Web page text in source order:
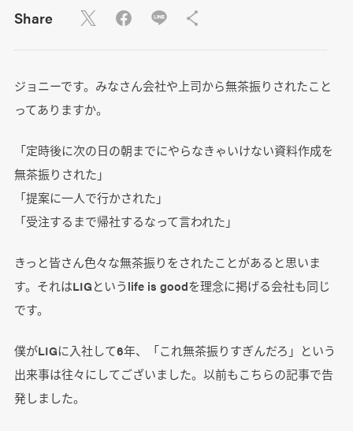
Share
ジョニーです。みなさん会社や上司から無茶振りされたこと
ってありますか。
「定時後に次の日の朝までにやらなきゃいけない資料作成を
無茶振りされた」
「提案に一人で行かされた」
「受注するまで帰社するなって言われた」
きっと皆さん色々な無茶振りをされたことがあると思いま
す。それはLIGというlife is goodを理念に掲げる会社も同じ
です。
僕がLIGに入社して6年、「これ無茶振りすぎんだろ」という
出来事は往々にしてございました。以前もこちらの記事で告
発しました。